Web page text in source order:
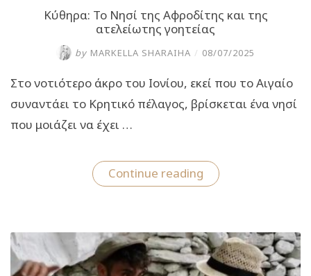
Κύθηρα: Το Νησί της Αφροδίτης και της
ατελείωτης γοητείας
by MARKELLA SHARAIHA / 08/07/2025
Στο νοτιότερο άκρο του Ιονίου, εκεί που το Αιγαίο
συναντάει το Κρητικό πέλαγος, βρίσκεται ένα νησί
που μοιάζει να έχει …
Continue reading“Κύθηρα:
Το
και
της
ατελείωτης
γοητείας”